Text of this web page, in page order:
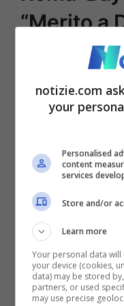
“Merito a
Mou era
Sulla gara che
sera, la Roma
tifosi
ricordiamo che
partite “. L’arma
tedeschi? La
conduttore
notizie.com
your
Personalised
content
services
Store and/or
Learn more
Your personal data
your device (cookies,
data) may be stored
partners, or used
may use precise